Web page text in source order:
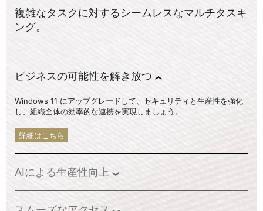
複雑なタスクに対するシームレスなマルチタスキ
ング。
ビジネスの可能性を解き放つ
Windows 11 にアップグレードして、セキュリティと生産性を強化
し、組織全体の効率的な連携を実現しましょう。
詳細はこちら
AIによる生産性向上